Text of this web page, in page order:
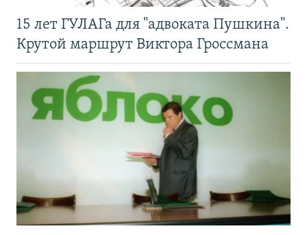
15 лет ГУЛАГа для "адвоката Пушкина".
Крутой маршрут Виктора Гроссмана